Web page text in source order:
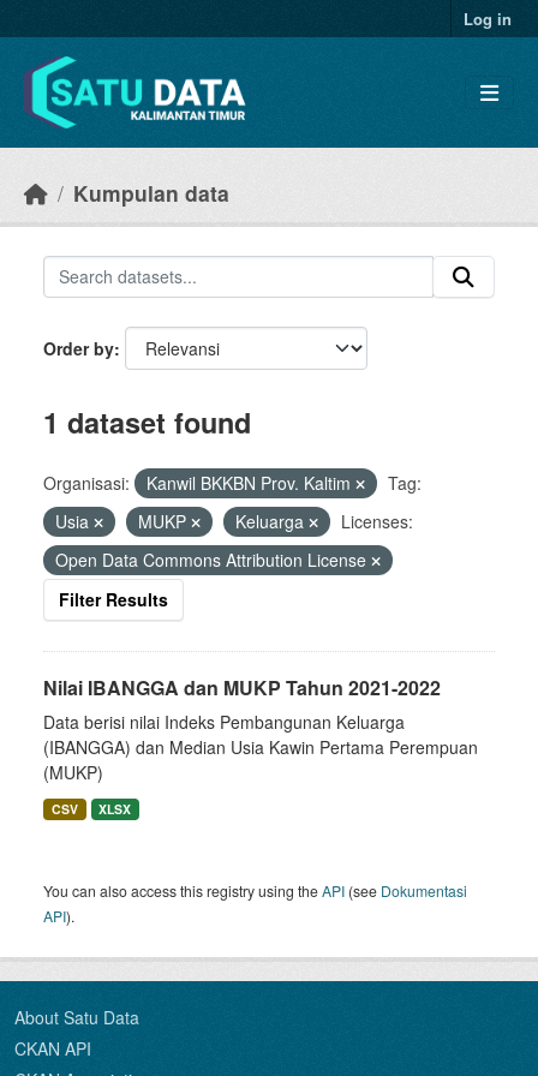
Log in
Kumpulan data
Order by
1 dataset found
Organisasi: Kanwil BKKBN Prov. Kaltim
Tag:
Usia
MUKP Keluarga
Licenses:
Open Data Commons Attribution License
Filter Results
Nilai IBANGGA dan MUKP Tahun 2021-2022
Data berisi nilai Indeks Pembangunan Keluarga
(IBANGGA) dan Median Usia Kawin Pertama Perempuan
(MUKP)
CSV XLSX
You can also access this registry using theAPI (see Dokumentasi
API).
About Satu Data
CKAN API